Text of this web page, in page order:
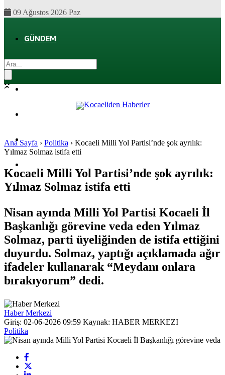
09 Ağustos 2026 Paz
GÜNDEM
SPOR
SAĞLIK
Ana Sayfa › Politika › Kocaeli Milli Yol Partisi’nde şok ayrılık:
Yılmaz Solmaz istifa etti
Kocaeli Milli Yol Partisi’nde şok ayrılık:
Yılmaz Solmaz istifa etti
Nisan ayında Milli Yol Partisi Kocaeli İl
Başkanlığı görevine veda eden Yılmaz
Solmaz, parti üyeliğinden de istifa ettiğini
duyurdu. Solmaz, yaptığı açıklamada ağır
ifadeler kullanarak “Meydanı onlara
bırakıyorum” dedi.
Haber Merkezi
Giriş: 02-06-2026 09:59 Kaynak: HABER MERKEZI
Politika